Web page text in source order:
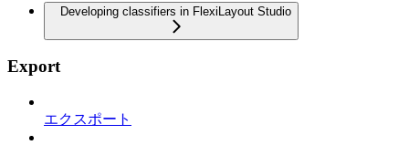
Developing classifiers in FlexiLayout Studio
Export
エクスポート